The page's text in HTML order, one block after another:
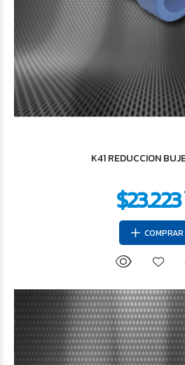
K41 REDUCCION
COMPRAR